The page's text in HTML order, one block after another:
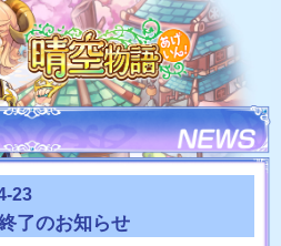
23
了のお知らせ